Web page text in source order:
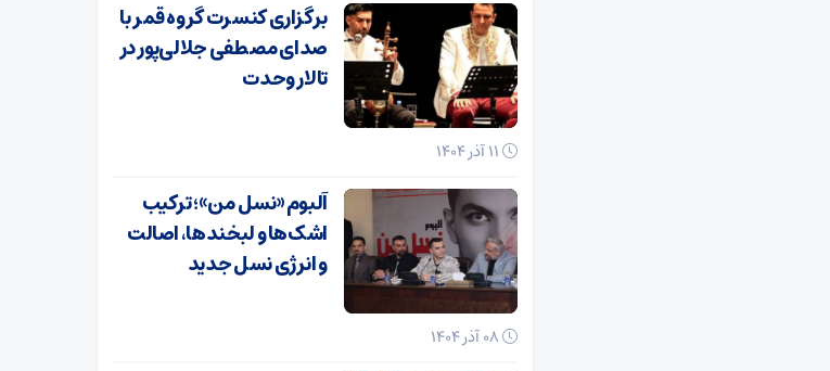
برگزاری کنسرت گروه قمر با
صدای مصطفی جلالی‌پور در
تالار وحدت
آلبوم «نسل من»؛ ترکیب
اشک‌ها و لبخندها، اصالت
و انرژی نسل جدید